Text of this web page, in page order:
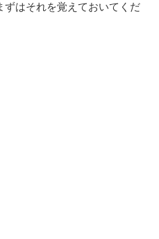
ずはそれを覚えておいてくだ